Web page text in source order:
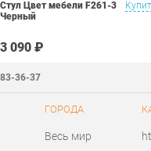
Стул Цвет мебели F261-3
Черный
3 090 ₽
36-37
ГОРОДА
Весь мир